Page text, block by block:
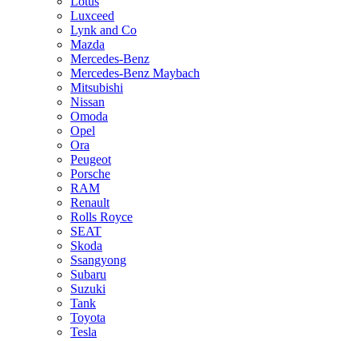
Luxceed
Lynk and Co
Mazda
Mercedes-Benz
Mercedes-Benz Maybach
Mitsubishi
Nissan
Omoda
Opel
Ora
Peugeot
Porsche
RAM
Renault
Rolls Royce
SEAT
Skoda
Ssangyong
Subaru
Suzuki
Tank
Toyota
Tesla